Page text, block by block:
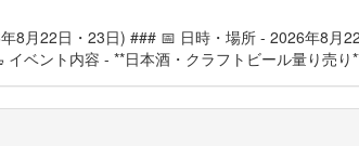
8月22日・23日) ### 📅 日時・場所 - 2026年8月
ベント内容 - **日本酒・クラフトビール量り売り